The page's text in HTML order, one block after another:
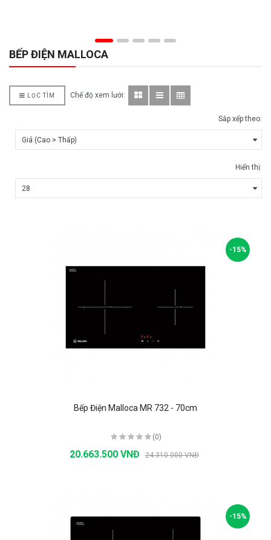
BẾP ĐIỆN MALLOCA
LỌC TÌM Chế độ xem lưới:
Sắp xếp theo:
Hiển thị:
-15%
Bếp Điện Malloca MR 732 - 70cm
(0)
20.663.500 VNĐ 24.310.000 VNĐ
-15%